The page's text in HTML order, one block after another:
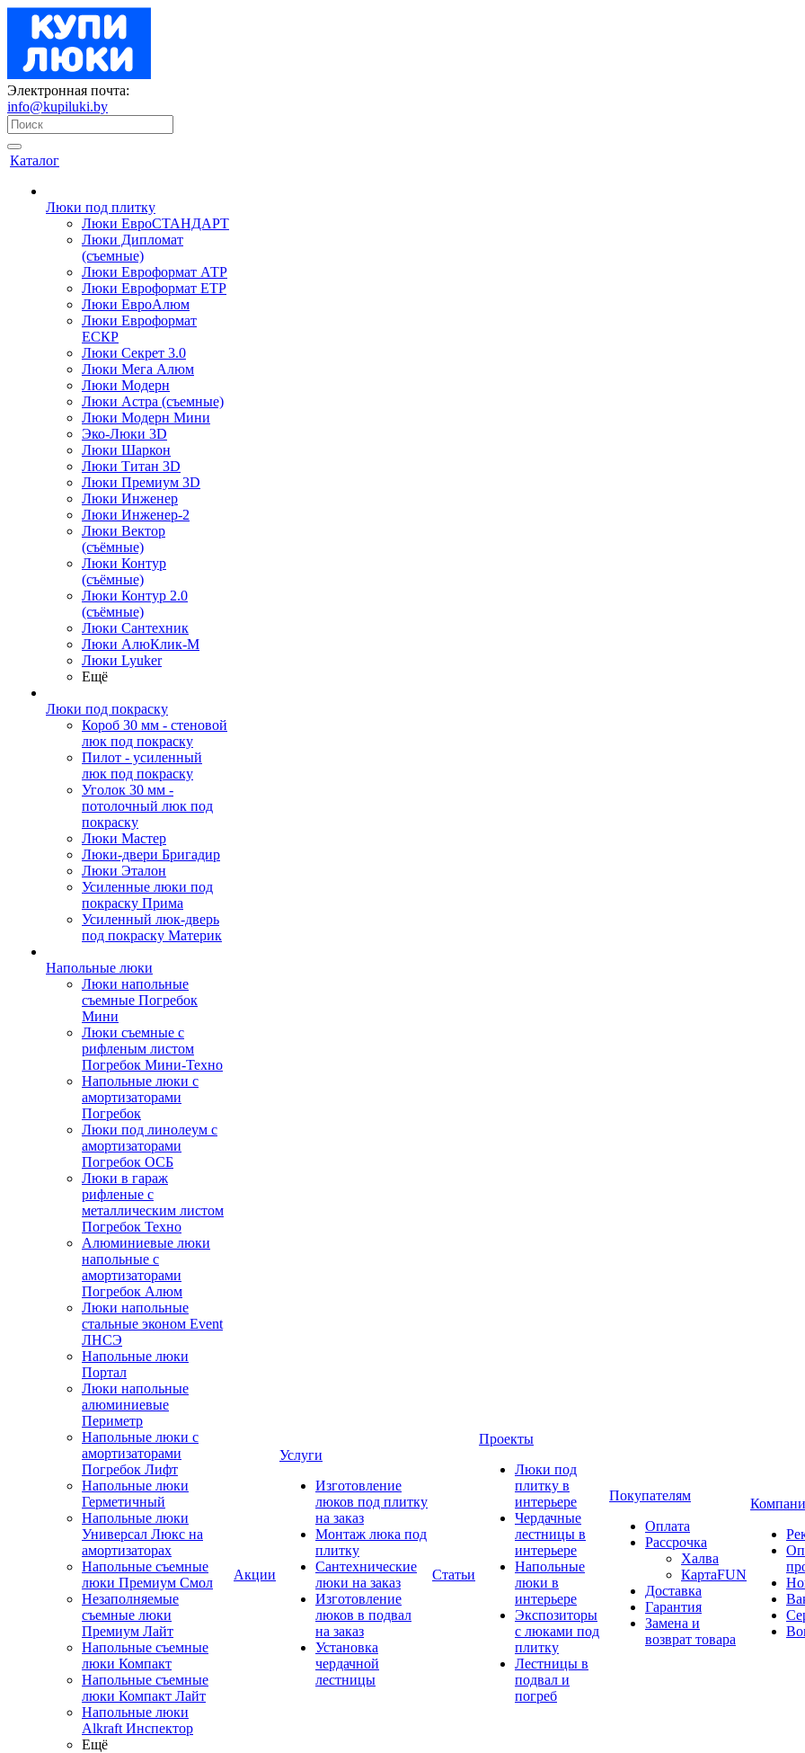
Электронная почта:
info@kupiluki.by
Каталог
Люки под плитку
Люки ЕвроСТАНДАРТ
Люки Дипломат
(съемные)
Люки Евроформат АТР
Люки Евроформат ЕТР
Люки ЕвроАлюм
Люки Евроформат
ЕСКР
Люки Секрет 3.0
Люки Мега Алюм
Люки Модерн
Люки Астра (съемные)
Люки Модерн Мини
Эко-Люки 3D
Люки Шаркон
Люки Титан 3D
Люки Премиум 3D
Люки Инженер
Люки Инженер-2
Люки Вектор
(съёмные)
Люки Контур
(съёмные)
Люки Контур 2.0
(съёмные)
Люки Сантехник
Люки АлюКлик-М
Люки Lyuker
Ещё
Люки под покраску
Короб 30 мм - стеновой
люк под покраску
Пилот - усиленный
люк под покраску
Уголок 30 мм -
потолочный люк под
покраску
Люки Мастер
Люки-двери Бригадир
Люки Эталон
Усиленные люки под
покраску Прима
Усиленный люк-дверь
под покраску Материк
Напольные люки
Люки напольные
съемные Погребок
Мини
Люки съемные с
рифленым листом
Погребок Мини-Техно
Напольные люки с
амортизаторами
Погребок
Люки под линолеум с
амортизаторами
Погребок ОСБ
Люки в гараж
рифленые с
металлическим листом
Погребок Техно
Алюминиевые люки
напольные с
амортизаторами
Погребок Алюм
Люки напольные
стальные эконом Event
ЛНСЭ
Напольные люки
Портал
Люки напольные
алюминиевые
Периметр
Напольные люки с
амортизаторами
Погребок Лифт
Напольные люки
Герметичный
Напольные люки
Универсал Люкс на
амортизаторах
Напольные съемные
люки Премиум Смол
Незаполняемые
съемные люки
Премиум Лайт
Напольные съемные
люки Компакт
Напольные съемные
люки Компакт Лайт
Напольные люки
Alkraft Инспектор
Ещё
Акции
Услуги
Изготовление
люков под плитку
на заказ
Монтаж люка под
плитку
Сантехнические
люки на заказ
Изготовление
люков в подвал
на заказ
Установка
чердачной
лестницы
Статьи
Проекты
Люки под
плитку в
интерьере
Чердачные
лестницы в
интерьере
Напольные
люки в
интерьере
Экспозиторы
с люками под
плитку
Лестницы в
подвал и
погреб
Покупателям
Оплата
Рассрочка
Халва
КартаFUN
Доставка
Гарантия
Замена и
возврат товара